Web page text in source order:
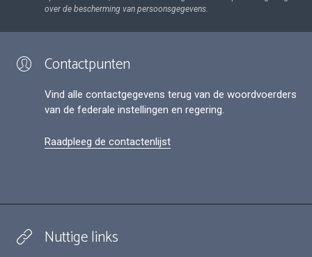
over de bescherming van persoonsgegevens.
Contactpunten
Vind alle contactgegevens terug van de woordvoerders
van de federale instellingen en regering.
Raadpleeg de contactenlijst
Nuttige links